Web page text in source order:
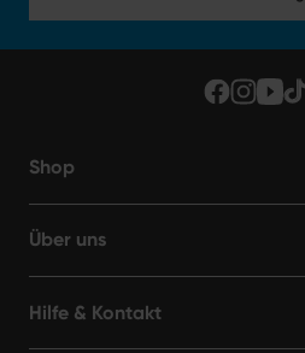
Shop
Über uns
Hilfe & Kontakt